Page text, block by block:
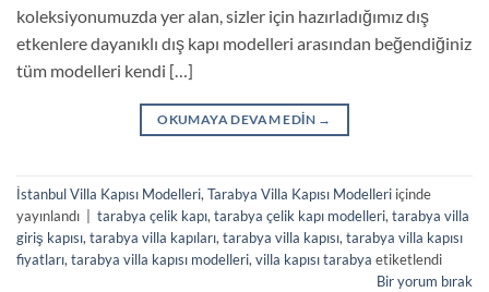
koleksiyonumuzda yer alan, sizler için hazırladığımız dış
etkenlere dayanıklı dış kapı modelleri arasından beğendiğiniz
tüm modelleri kendi […]
OKUMAYA DEVAM EDIN →
İstanbul Villa Kapısı Modelleri,Tarabya Villa Kapısı Modelleri içinde
yayınlandı
tarabya çelik kapı,tarabya çelik kapı modelleri,tarabya villa
giriş kapısı,tarabya villa kapıları,tarabya villa kapısı,tarabya villa kapısı
fiyatları,tarabya villa kapısı modelleri,villa kapısı tarabya etiketlendi
Bir yorum bırak